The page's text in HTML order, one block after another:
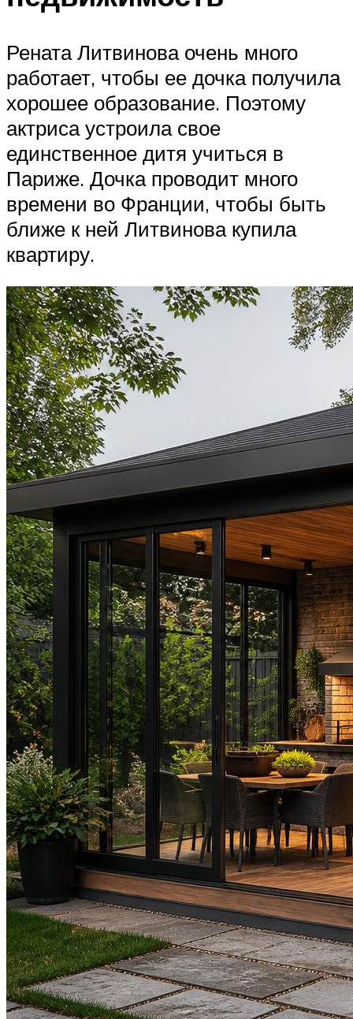
Рената Литвинова очень много
работает, чтобы ее дочка получила
хорошее образование. Поэтому
актриса устроила свое
единственное дитя учиться в
Париже. Дочка проводит много
времени во Франции, чтобы быть
ближе к ней Литвинова купила
квартиру.